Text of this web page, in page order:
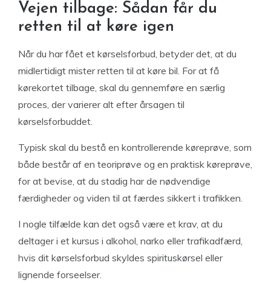
Vejen tilbage: Sådan får du
retten til at køre igen
Når du har fået et kørselsforbud, betyder det, at du
midlertidigt mister retten til at køre bil. For at få
kørekortet tilbage, skal du gennemføre en særlig
proces, der varierer alt efter årsagen til
kørselsforbuddet.
Typisk skal du bestå en kontrollerende køreprøve, som
både består af en teoriprøve og en praktisk køreprøve,
for at bevise, at du stadig har de nødvendige
færdigheder og viden til at færdes sikkert i trafikken.
I nogle tilfælde kan det også være et krav, at du
deltager i et kursus i alkohol, narko eller trafikadfærd,
hvis dit kørselsforbud skyldes spirituskørsel eller
lignende forseelser.